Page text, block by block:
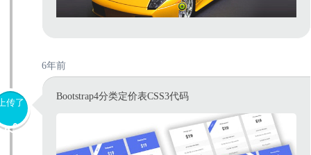
6年前
传了
Bootstrap4分类定价表CSS3代码